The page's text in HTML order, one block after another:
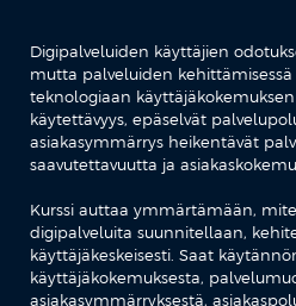
Digipalveluiden käyttäjien
mutta palveluiden kehittämisessä
teknologiaan käyttäjäkokemuksen
käytettävyys, epäselvät
asiakasymmärrys heikentävät
saavutettavuutta ja
Kurssi auttaa ymmärtämään,
digipalveluita suunnitellaan,
käyttäjäkeskeisesti. Saat
käyttäjäkokemuksesta,
asiakasymmärryksestä,